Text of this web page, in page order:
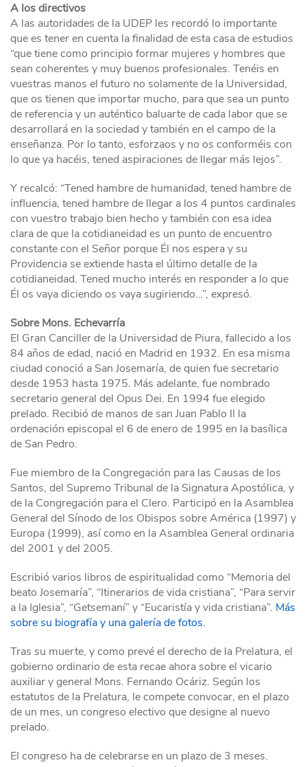
A los directivos
A las autoridades de la UDEP les recordó lo importante
que es tener en cuenta la finalidad de esta casa de estudios
“que tiene como principio formar mujeres y hombres que
sean coherentes y muy buenos profesionales. Tenéis en
vuestras manos el futuro no solamente de la Universidad,
que os tienen que importar mucho, para que sea un punto
de referencia y un auténtico baluarte de cada labor que se
desarrollará en la sociedad y también en el campo de la
enseñanza. Por lo tanto, esforzaos y no os conforméis con
lo que ya hacéis, tened aspiraciones de llegar más lejos”.
Y recalcó: “Tened hambre de humanidad, tened hambre de
influencia, tened hambre de llegar a los 4 puntos cardinales
con vuestro trabajo bien hecho y también con esa idea
clara de que la cotidianeidad es un punto de encuentro
constante con el Señor porque Él nos espera y su
Providencia se extiende hasta el último detalle de la
cotidianeidad. Tened mucho interés en responder a lo que
Él os vaya diciendo os vaya sugiriendo…”, expresó.
Sobre Mons. Echevarría
El Gran Canciller de la Universidad de Piura, fallecido a los
84 años de edad, nació en Madrid en 1932. En esa misma
ciudad conoció a San Josemaría, de quien fue secretario
desde 1953 hasta 1975. Más adelante, fue nombrado
secretario general del Opus Dei. En 1994 fue elegido
prelado. Recibió de manos de san Juan Pablo II la
ordenación episcopal el 6 de enero de 1995 en la basílica
de San Pedro.
Fue miembro de la Congregación para las Causas de los
Santos, del Supremo Tribunal de la Signatura Apostólica, y
de la Congregación para el Clero. Participó en la Asamblea
General del Sínodo de los Obispos sobre América (1997) y
Europa (1999), así como en la Asamblea General ordinaria
del 2001 y del 2005.
Escribió varios libros de espiritualidad como “Memoria del
beato Josemaría”, “Itinerarios de vida cristiana”, “Para servir
a la Iglesia”, “Getsemaní” y “Eucaristía y vida cristiana”. Más
sobre su biografía y una galería de fotos.
Tras su muerte, y como prevé el derecho de la Prelatura, el
gobierno ordinario de esta recae ahora sobre el vicario
auxiliar y general Mons. Fernando Ocáriz. Según los
estatutos de la Prelatura, le compete convocar, en el plazo
de un mes, un congreso electivo que designe al nuevo
prelado.
El congreso ha de celebrarse en un plazo de 3 meses.